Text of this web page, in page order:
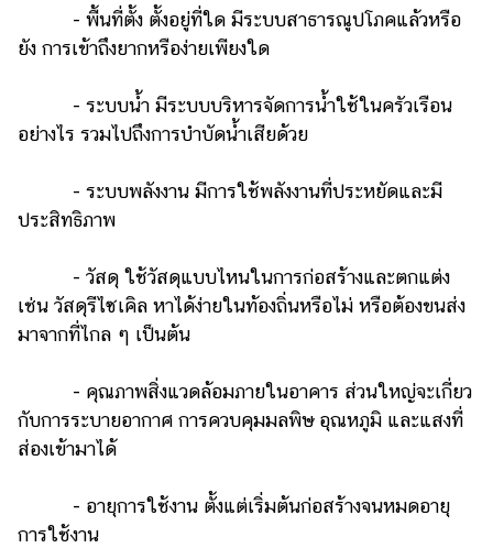
- พื้นที่ตั้ง ตั้งอยู่ที่ใด มีระบบสาธารณูปโภคแล้วหรือ
ยัง การเข้าถึงยากหรือง่ายเพียงใด
- ระบบน้ำ มีระบบบริหารจัดการน้ำใช้ในครัวเรือน
อย่างไร รวมไปถึงการบำบัดน้ำเสียด้วย
- ระบบพลังงาน มีการใช้พลังงานที่ประหยัดและมี
ประสิทธิภาพ
- วัสดุ ใช้วัสดุแบบไหนในการก่อสร้างและตกแต่ง
เช่น วัสดุรีไซเคิล หาได้ง่ายในท้องถิ่นหรือไม่ หรือต้องขนส่ง
มาจากที่ไกล ๆ เป็นต้น
- คุณภาพสิ่งแวดล้อมภายในอาคาร ส่วนใหญ่จะเกี่ยว
กับการระบายอากาศ การควบคุมมลพิษ อุณหภูมิ และแสงที่
ส่องเข้ามาได้
- อายุการใช้งาน ตั้งแต่เริ่มต้นก่อสร้างจนหมดอายุ
การใช้งาน